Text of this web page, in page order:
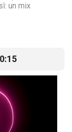
un mix